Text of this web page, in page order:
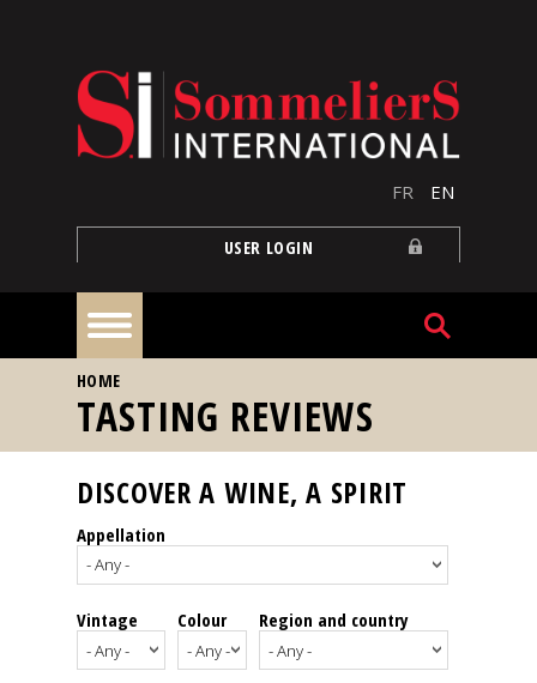
FR EN
USER LOGIN
Home
Our
events
Spirits
YOU ARE HERE
HOME
TASTING REVIEWS
DISCOVER A WINE, A SPIRIT
Appellation
Vintage Colour Region and country